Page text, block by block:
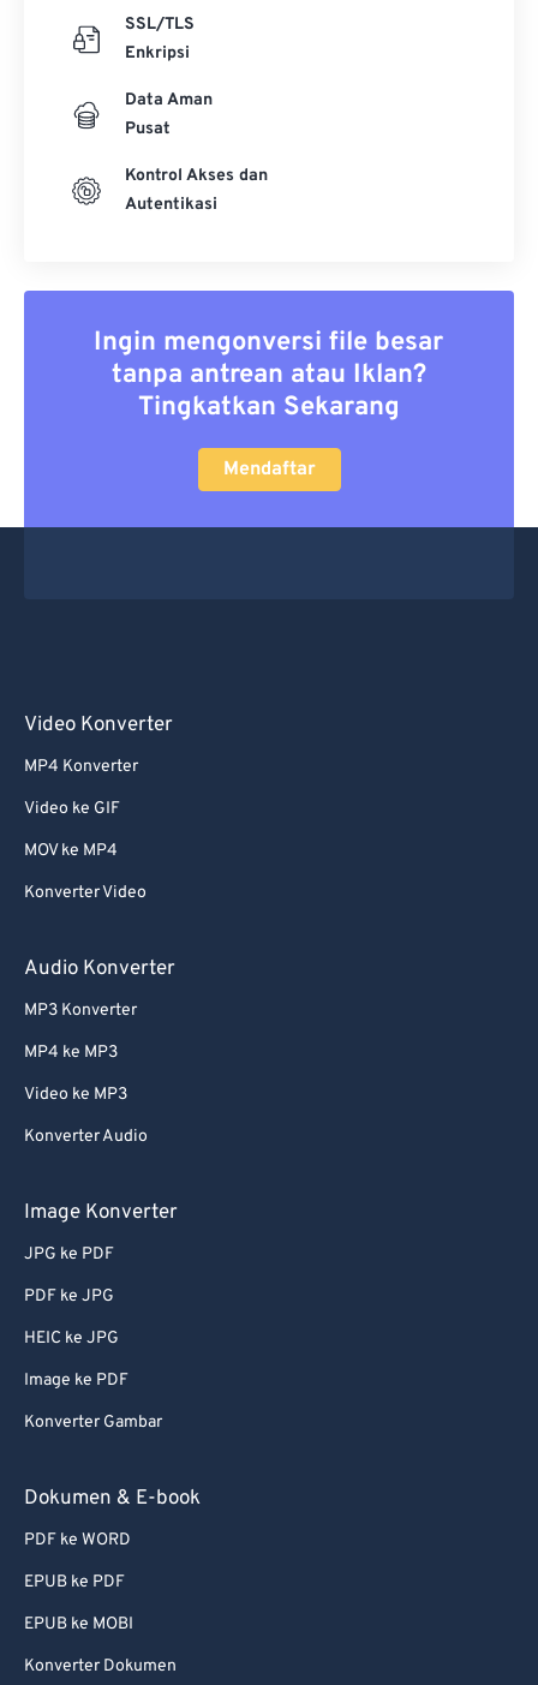
SSL/TLS
Enkripsi
Data Aman
Pusat
Kontrol Akses dan
Autentikasi
Ingin mengonversi file besar
tanpa antrean atau Iklan?
Tingkatkan Sekarang
Mendaftar
Video Konverter
MP4 Konverter
Video ke GIF
MOV ke MP4
Konverter Video
Audio Konverter
MP3 Konverter
MP4 ke MP3
Video ke MP3
Konverter Audio
Image Konverter
JPG ke PDF
PDF ke JPG
HEIC ke JPG
Image ke PDF
Konverter Gambar
Dokumen & E-book
PDF ke WORD
EPUB ke PDF
EPUB ke MOBI
Konverter Dokumen